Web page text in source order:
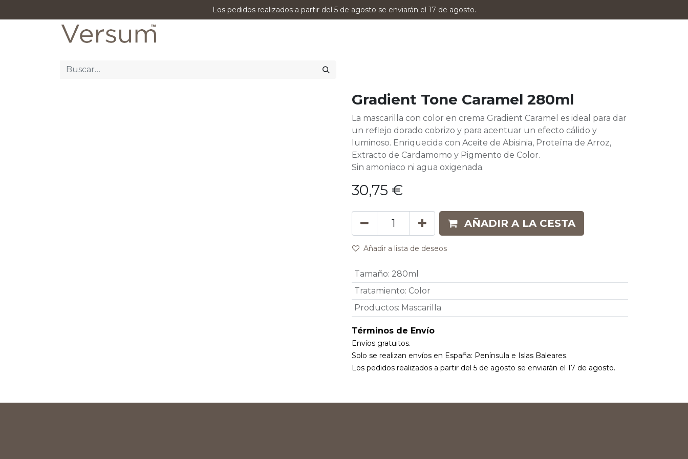
Los pedidos realizados a partir del 5 de agosto se enviarán el 17 de agosto.
Gradient Tone Caramel 280ml
La mascarilla con color en crema Gradient Caramel es ideal para dar
un reflejo dorado cobrizo y para acentuar un efecto cálido y
luminoso. Enriquecida con Aceite de Abisinia, Proteína de Arroz,
Extracto de Cardamomo y Pigmento de Color.
Sin amoniaco ni agua oxigenada.
30,75 €
AÑADIR A LA CESTA
Añadir a lista de deseos
Tamaño: 280ml
Tratamiento: Color
Productos: Mascarilla
Términos de Envío
Envíos gratuitos.
Solo se realizan envíos en España: Península e Islas Baleares.
Los pedidos realizados a partir del 5 de agosto se enviarán el 17 de agosto.